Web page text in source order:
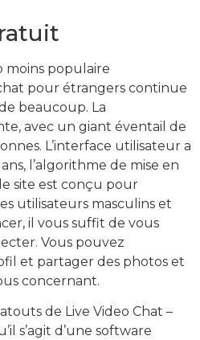
moins populaire
pour étrangers continue
beaucoup. La
avec un giant éventail de
L’interface utilisateur a
l’algorithme de mise en
site est conçu pour
utilisateurs masculins et
il vous suffit de vous
Vous pouvez
et partager des photos et
concernant.
de Live Video Chat –
s’agit d’une software